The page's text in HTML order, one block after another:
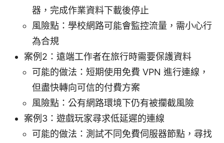
器，完成作業資料下載後停止
風險點：學校網路可能會監控流量，需小心行
為合規
案例2：遠端工作者在旅行時需要保護資料
可能的做法：短期使用免費 VPN 進行連線，
但盡快轉向可信的付費方案
風險點：公有網路環境下仍有被攔截風險
案例3：遊戲玩家尋求低延遲的連線
可能的做法：測試不同免費伺服器節點，尋找